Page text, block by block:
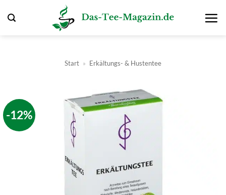
Inhalt
Start » Erkältungs- & Hustentee
-12%